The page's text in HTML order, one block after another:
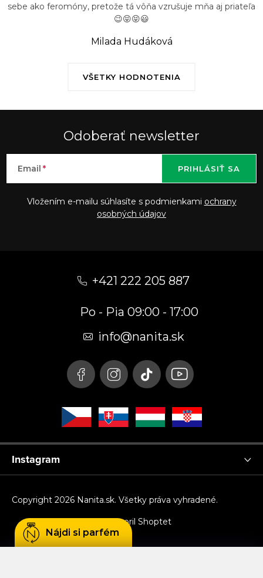
VŠETKY HODNOTENIA
sebe ako feromóny, pretože tá vôňa vzrušuje mňa aj priateľa
😉😝😝😃
Milada Hudáková
Odoberať newsletter
Email
Vložením e-mailu súhlasíte s podmienkami ochrany
osobných údajov
PRIHLÁSIŤ SA
+421 222 205 887
Po - Pia 09:00 - 17:00
info@nanita.sk
Instagram
Vytvoril Shoptet
Copyright 2026 Nanita.sk. Všetky práva vyhradené.
Nájdi si parfém